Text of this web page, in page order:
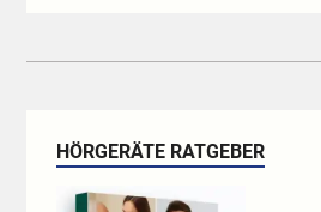
HÖRGERÄTE RATGEBER